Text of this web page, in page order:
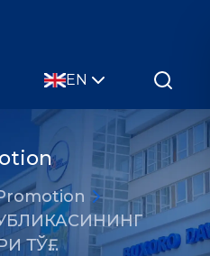
EN
ТЎҒ…